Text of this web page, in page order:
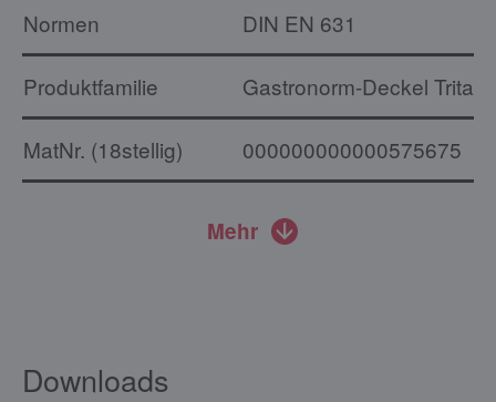
Normen DIN EN 631
Produktfamilie Gastronorm-Deckel Tritan
MatNr. (18stellig) 000000000000575675
Mehr
Downloads